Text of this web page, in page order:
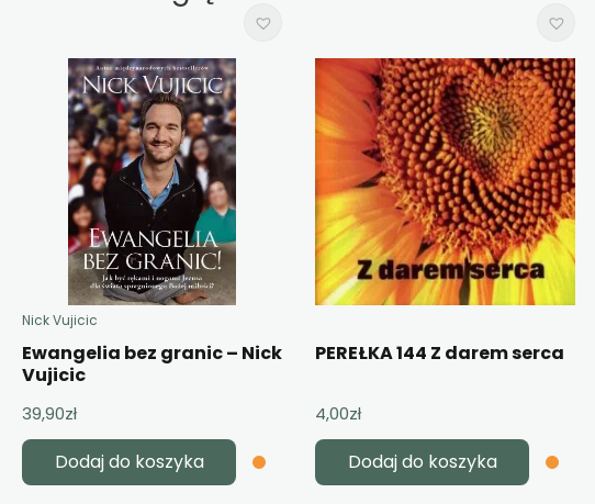
Nick Vujicic
Ewangelia bez granic – Nick
Vujicic
39,90zł
Dodaj do koszyka
PEREŁKA 144 Z darem serca
4,00zł
Dodaj do koszyka